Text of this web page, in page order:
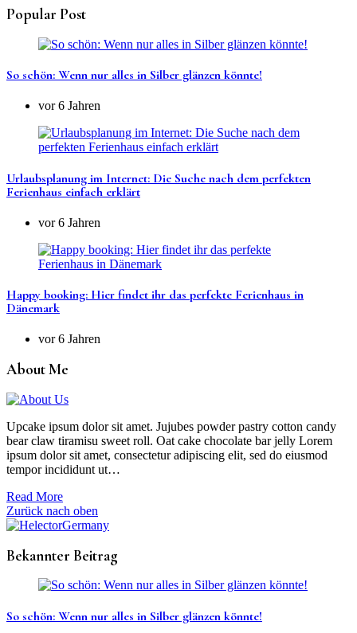
Popular Post
So schön: Wenn nur alles in Silber glänzen könnte!
vor 6 Jahren
Urlaubsplanung im Internet: Die Suche nach dem perfekten
Ferienhaus einfach erklärt
vor 6 Jahren
Happy booking: Hier findet ihr das perfekte Ferienhaus in
Dänemark
vor 6 Jahren
About Me
Upcake ipsum dolor sit amet. Jujubes powder pastry cotton candy
bear claw tiramisu sweet roll. Oat cake chocolate bar jelly Lorem
ipsum dolor sit amet, consectetur adipiscing elit, sed do eiusmod
tempor incididunt ut…
Read More
Zurück nach oben
Bekannter Beitrag
So schön: Wenn nur alles in Silber glänzen könnte!